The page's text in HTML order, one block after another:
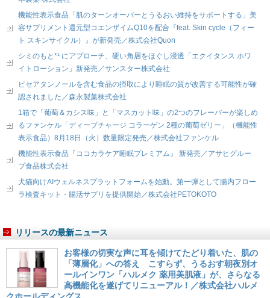
機能性表示食品「肌のターンオーバーとうるおい維持をサポートする」美
容サプリメント還元型コエンザイムQ10を配合『feat. Skin cycle（フィー
ト スキンサイクル）』が新発売／株式会社Quon
シミのもと*¹ にアプローチ、硬い角層をほぐし浸透「エクイタンス ホワ
イトローション」新発売／サンスター株式会社
ピセアタンノールを含む食品の摂取により睡眠の質が改善する可能性が確
認されました／森永製菓株式会社
1箱で「葡萄＆カシス味」と「マスカット味」の2つのフレーバーが楽しめ
るファンケル「ディープチャージ コラーゲン 2種の葡萄ゼリー」（機能性
表示食品）8月18日（火）数量限定発売／株式会社ファンケル
機能性表示食品『ココカラケア睡眠プレミアム』 新発売／アサヒグルー
プ食品株式会社
犬猫向けAIウェルネスプラットフォームを始動。第一弾として腸内フロー
ラ検査キット・腸活サプリを提供開始／株式会社PETOKOTO
リリースの最新ニュース
お客様の切実な声に耳を傾けてたどり着いた、肌の
「薄層化」への答え こすらず、うるおす朝夜別オ
ールインワン「ハルメク 薬用美肌液」が、さらなる
高機能化を遂げてリニューアル！／株式会社ハルメ